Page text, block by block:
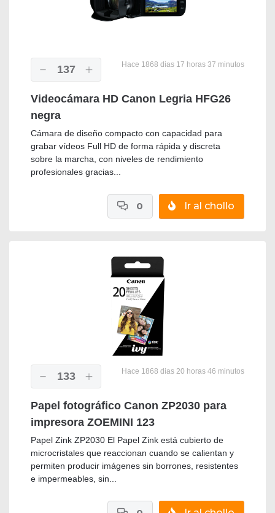
137 Hace 1868 dias 17 horas 37 minutos
Videocámara HD Canon Legria HFG26
negra
Cámara de diseño compacto con capacidad para
grabar vídeos Full HD de forma rápida y discreta
sobre la marcha, con niveles de rendimiento
profesionales gracias...
Ir al chollo
0
133 Hace 1868 dias 20 horas 46 minutos
Papel fotográfico Canon ZP2030 para
impresora ZOEMINI 123
Papel Zink ZP2030 El Papel Zink está cubierto de
microcristales que reaccionan cuando se calientan y
permiten producir imágenes sin borrones, resistentes
e impermeables, sin...